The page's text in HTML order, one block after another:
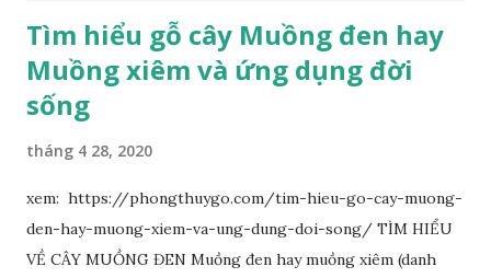
Tìm hiểu gỗ cây Muồng đen hay
Muồng xiêm và ứng dụng đời
sống
tháng 4 28, 2020
xem: https://phongthuygo.com/tim-hieu-go-cay-muong-
den-hay-muong-xiem-va-ung-dung-doi-song/ TÌM HIỂU
VỀ CÂY MUỒNG ĐEN Muồng đen hay muồng xiêm (danh